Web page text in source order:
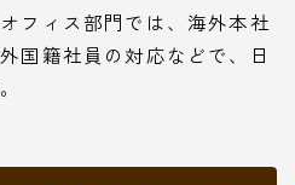
フィス部門では、海外本社
国籍社員の対応などで、日